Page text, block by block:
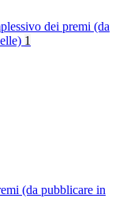
dei premi (da
1
(da pubblicare in